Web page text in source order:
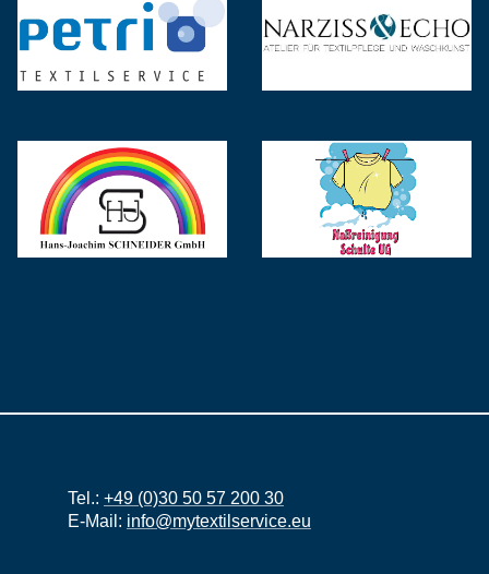
Tel.: +49 (0)30 50 57 200 30
E-Mail: info@mytextilservice.eu